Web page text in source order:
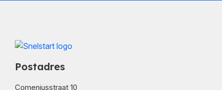
Postadres
Comeniusstraat 10